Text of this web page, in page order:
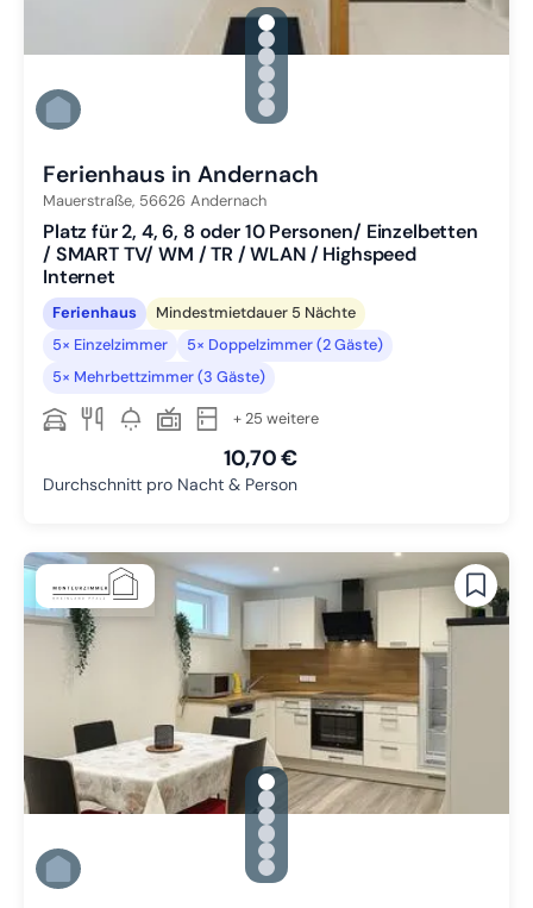
gallery.slide_selector
Zu Slide 1 wechseln
Zu Slide 2 wechseln
Zu Slide 3 wechseln
Zu Slide 4 wechseln
Zu Slide 5 wechseln
Zu Slide 6 wechseln
Ferienhaus in Andernach
Mauerstraße, 56626 Andernach
Platz für 2, 4, 6, 8 oder 10 Personen/ Einzelbetten
/ SMART TV/ WM / TR / WLAN / Highspeed
Internet
Ferienhaus
Mindestmietdauer 5 Nächte
5× Einzelzimmer
5× Doppelzimmer (2 Gäste)
5× Mehrbettzimmer (3 Gäste)
+ 25 weitere
10,70 €
Durchschnitt pro Nacht & Person
gallery.slide_selector
Zu Slide 1 wechseln
Zu Slide 2 wechseln
Zu Slide 3 wechseln
Zu Slide 4 wechseln
Zu Slide 5 wechseln
Zu Slide 6 wechseln